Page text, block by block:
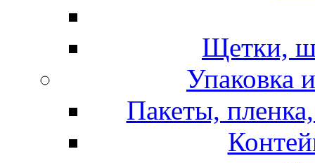
Щетки,
Упаковка
Пакеты,